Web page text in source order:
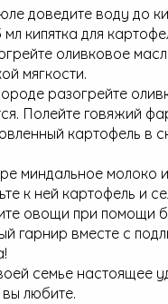
доведите воду до
кипятка для
оливковое
мягкости.
разогрейте
Полейте говяжий
картофель в
миндальное
к ней картофель и
овощи при помощи
гарнир вместе с
семье настоящее
любите.